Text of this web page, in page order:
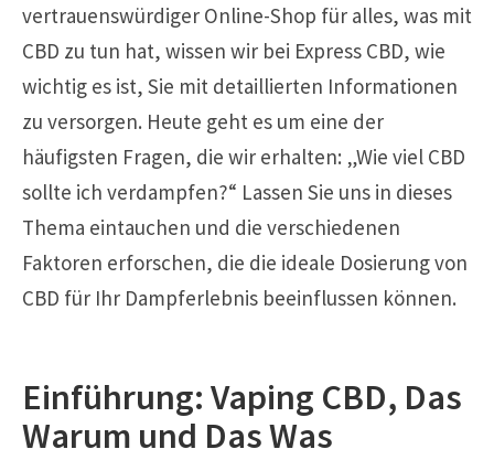
vertrauenswürdiger Online-Shop für alles, was mit
CBD zu tun hat, wissen wir bei Express CBD, wie
wichtig es ist, Sie mit detaillierten Informationen
zu versorgen. Heute geht es um eine der
häufigsten Fragen, die wir erhalten: „Wie viel CBD
sollte ich verdampfen?“ Lassen Sie uns in dieses
Thema eintauchen und die verschiedenen
Faktoren erforschen, die die ideale Dosierung von
CBD für Ihr Dampferlebnis beeinflussen können.
Einführung: Vaping CBD, Das
Warum und Das Was